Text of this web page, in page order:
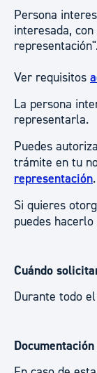
Persona
interesada,
Ver requisitos
La persona
representarla.
Puedes
trámite en tu
representación.
Si quieres
puedes
Cuándo
Durante todo